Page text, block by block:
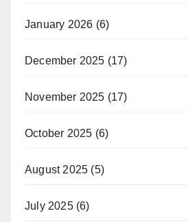
January 2026 (6)
December 2025 (17)
November 2025 (17)
October 2025 (6)
August 2025 (5)
July 2025(6)